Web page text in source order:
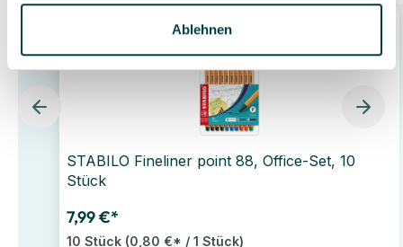
Ablehnen
STABILO Fineliner point 88, Office-Set, 10
Stück
7,99 €*
10 Stück (0,80 €* / 1 Stück)